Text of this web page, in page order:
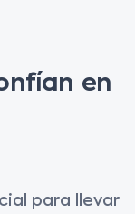
en
para llevar